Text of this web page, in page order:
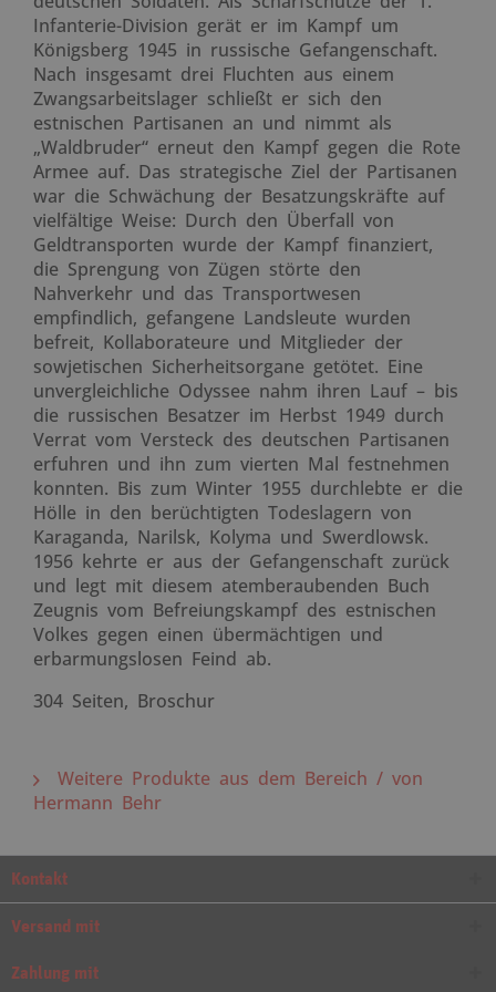
Infanterie-Division gerät er im Kampf um
Königsberg 1945 in russische Gefangenschaft.
Nach insgesamt drei Fluchten aus einem
Zwangsarbeitslager schließt er sich den
estnischen Partisanen an und nimmt als
„Waldbruder“ erneut den Kampf gegen die Rote
Armee auf. Das strategische Ziel der Partisanen
war die Schwächung der Besatzungskräfte auf
vielfältige Weise: Durch den Überfall von
Geldtransporten wurde der Kampf finanziert,
die Sprengung von Zügen störte den
Nahverkehr und das Transportwesen
empfindlich, gefangene Landsleute wurden
befreit, Kollaborateure und Mitglieder der
sowjetischen Sicherheitsorgane getötet. Eine
unvergleichliche Odyssee nahm ihren Lauf – bis
die russischen Besatzer im Herbst 1949 durch
Verrat vom Versteck des deutschen Partisanen
erfuhren und ihn zum vierten Mal festnehmen
konnten. Bis zum Winter 1955 durchlebte er die
Hölle in den berüchtigten Todeslagern von
Karaganda, Narilsk, Kolyma und Swerdlowsk.
1956 kehrte er aus der Gefangenschaft zurück
und legt mit diesem atemberaubenden Buch
Zeugnis vom Befreiungskampf des estnischen
Volkes gegen einen übermächtigen und
erbarmungslosen Feind ab.
304 Seiten, Broschur
Weitere Produkte aus dem Bereich / von
Hermann Behr
Kontakt
Versand mit
Zahlung mit